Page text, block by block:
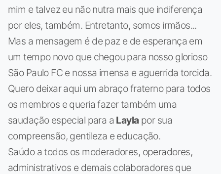
mim e talvez eu não nutra mais que indiferença
por eles, também. Entretanto, somos irmãos...
Mas a mensagem é de paz e de esperança em
um tempo novo que chegou para nosso glorioso
São Paulo FC e nossa imensa e aguerrida torcida.
Quero deixar aqui um abraço fraterno para todos
os membros e queria fazer também uma
saudação especial para a Layla por sua
compreensão, gentileza e educação.
Saúdo a todos os moderadores, operadores,
administrativos e demais colaboradores que